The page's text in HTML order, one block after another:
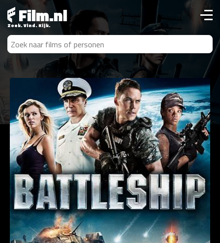
Film.nl
Zoek. Vind. Kijk.